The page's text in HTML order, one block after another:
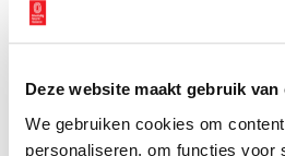
Deze website maakt gebruik van
We gebruiken cookies om
personaliseren, om functies voor